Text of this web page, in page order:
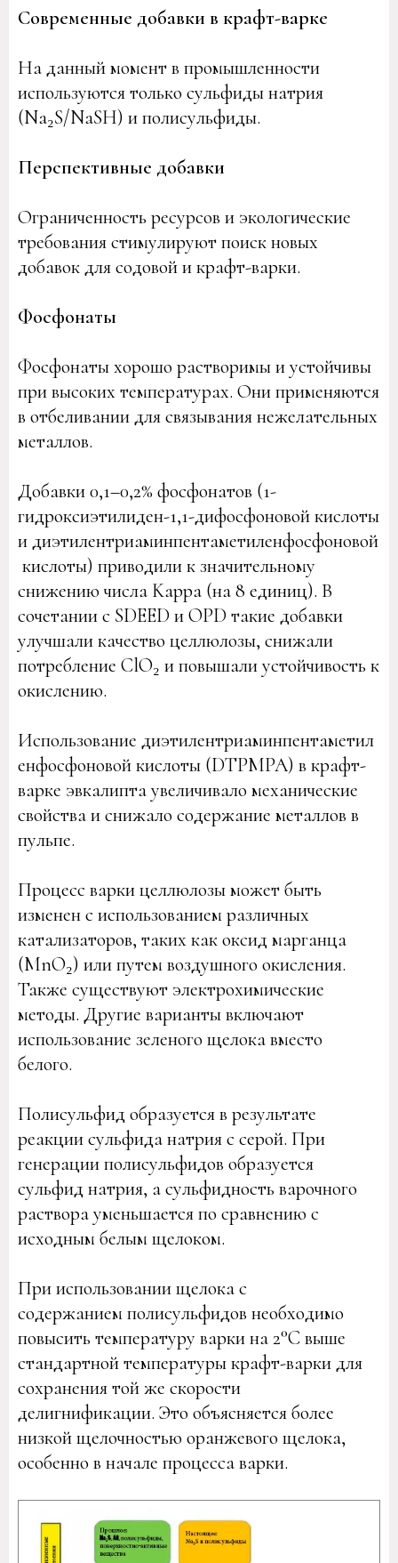
Современные добавки в крафт-варке
На данный момент в промышленности
используются только сульфиды натрия
(Na₂S/NaSH) и полисульфиды.
Перспективные добавки
Ограниченность ресурсов и экологические
требования стимулируют поиск новых
добавок для содовой и крафт-варки.
Фосфонаты
Фосфонаты хорошо растворимы и устойчивы
при высоких температурах. Они применяются
в отбеливании для связывания нежелательных
металлов.
Добавки 0,1–0,2% фосфонатов (1-
гидроксиэтилиден-1,1-дифосфоновой кислоты
и диэтилентриаминпентаметиленфосфоновой
кислоты) приводили к значительному
снижению числа Kappa (на 8 единиц). В
сочетании с SDEED и OPD такие добавки
улучшали качество целлюлозы, снижали
потребление ClO₂ и повышали устойчивость к
окислению.
Использование диэтилентриаминпентаметил
енфосфоновой кислоты (DTPMPA) в крафт-
варке эвкалипта увеличивало механические
свойства и снижало содержание металлов в
пульпе.
Процесс варки целлюлозы может быть
изменен с использованием различных
катализаторов, таких как оксид марганца
(MnO₂) или путем воздушного окисления.
Также существуют электрохимические
методы. Другие варианты включают
использование зеленого щелока вместо
белого.
Полисульфид образуется в результате
реакции сульфида натрия с серой. При
генерации полисульфидов образуется
сульфид натрия, а сульфидность варочного
раствора уменьшается по сравнению с
исходным белым щелоком.
При использовании щелока с
содержанием полисульфидов необходимо
повысить температуру варки на 2°C выше
стандартной температуры крафт-варки для
сохранения той же скорости
делигнификации. Это объясняется более
низкой щелочностью оранжевого щелока,
особенно в начале процесса варки.